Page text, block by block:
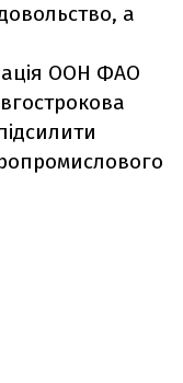
а
ООН ФАО